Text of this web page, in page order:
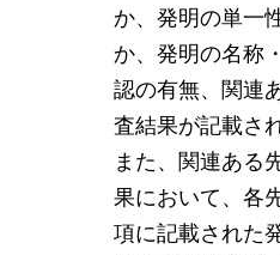
か、発明の単一
か、発明の名称
認の有無、関連
査結果が記載さ
また、関連ある
果において、各
項に記載された